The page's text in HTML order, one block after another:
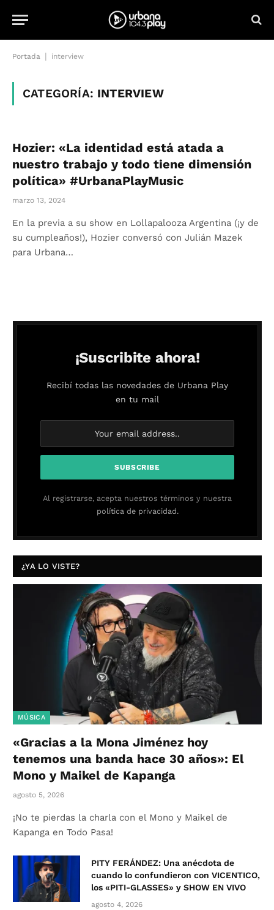
Portada interview
CATEGORÍA: INTERVIEW
Hozier: «La identidad está atada a
nuestro trabajo y todo tiene dimensión
política» #UrbanaPlayMusic
marzo 13, 2024
En la previa a su show en Lollapalooza Argentina (¡y de
su cumpleaños!), Hozier conversó con Julián Mazek
para Urbana…
¡Suscribite ahora!
Recibí todas las novedades de Urbana Play
en tu mail
Al registrarse, acepta nuestros términos y nuestra
política de privacidad.
¿YA LO VISTE?
MÚSICA
«Gracias a la Mona Jiménez hoy
tenemos una banda hace 30 años»: El
Mono y Maikel de Kapanga
agosto 5, 2026
¡No te pierdas la charla con el Mono y Maikel de
Kapanga en Todo Pasa!
PITY FERÁNDEZ: Una anécdota de
cuando lo confundieron con VICENTICO,
los «PITI-GLASSES» y SHOW EN VIVO
agosto 4, 2026